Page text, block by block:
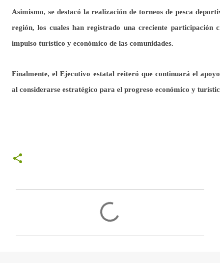
Asimismo, se destacó la realización de torneos de pesca
región, los cuales han registrado una creciente participación
impulso turístico y económico de las comunidades.
Finalmente, el Ejecutivo estatal reiteró que continuará el
al considerarse estratégico para el progreso económico y